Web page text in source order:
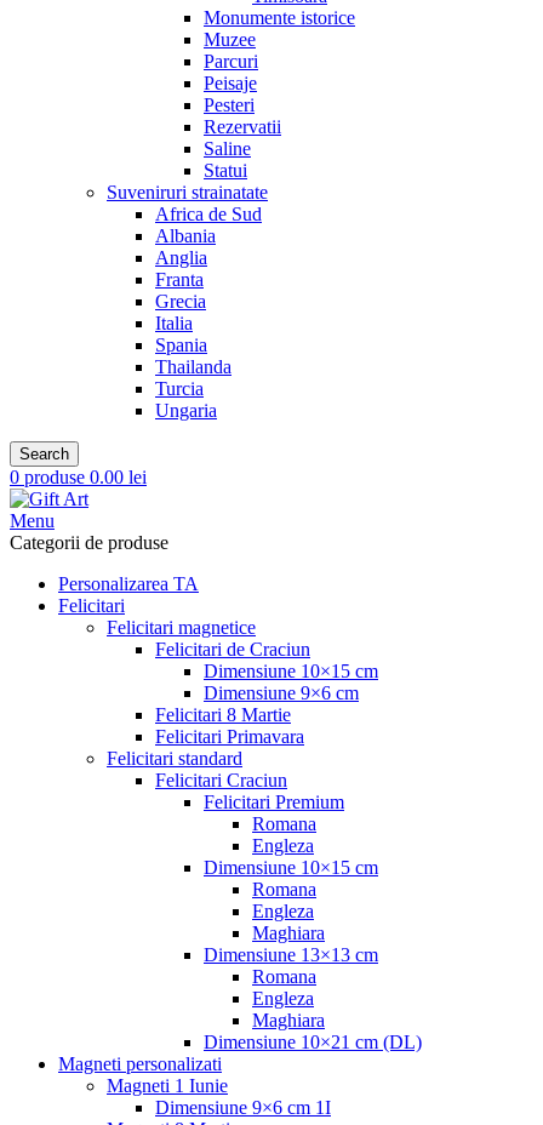
Monumente istorice
Muzee
Parcuri
Peisaje
Pesteri
Rezervatii
Saline
Statui
Suveniruri strainatate
Africa de Sud
Albania
Anglia
Franta
Grecia
Italia
Spania
Thailanda
Turcia
Ungaria
Search
0 produse 0.00 lei
Menu
Categorii de produse
Personalizarea TA
Felicitari
Felicitari magnetice
Felicitari de Craciun
Dimensiune 10×15 cm
Dimensiune 9×6 cm
Felicitari 8 Martie
Felicitari Primavara
Felicitari standard
Felicitari Craciun
Felicitari Premium
Romana
Engleza
Dimensiune 10×15 cm
Romana
Engleza
Maghiara
Dimensiune 13×13 cm
Romana
Engleza
Maghiara
Dimensiune 10×21 cm (DL)
Magneti personalizati
Magneti 1 Iunie
Dimensiune 9×6 cm 1I